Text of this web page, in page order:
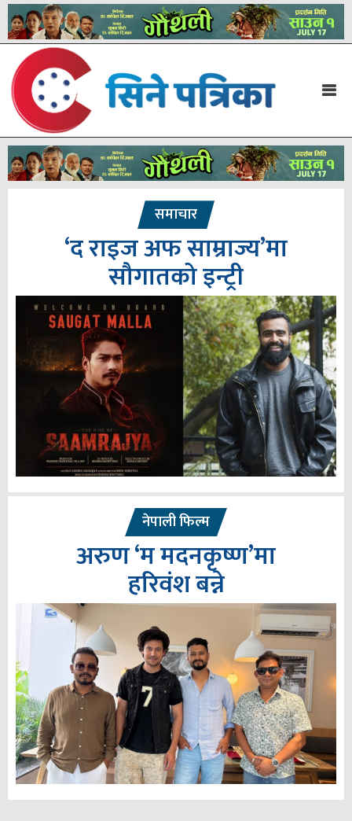
समाचार
‘द राइज अफ साम्राज्य’मा
सौगातको इन्ट्री
नेपाली फिल्म
अरुण ‘म मदनकृष्ण’मा
हरिवंश बन्ने